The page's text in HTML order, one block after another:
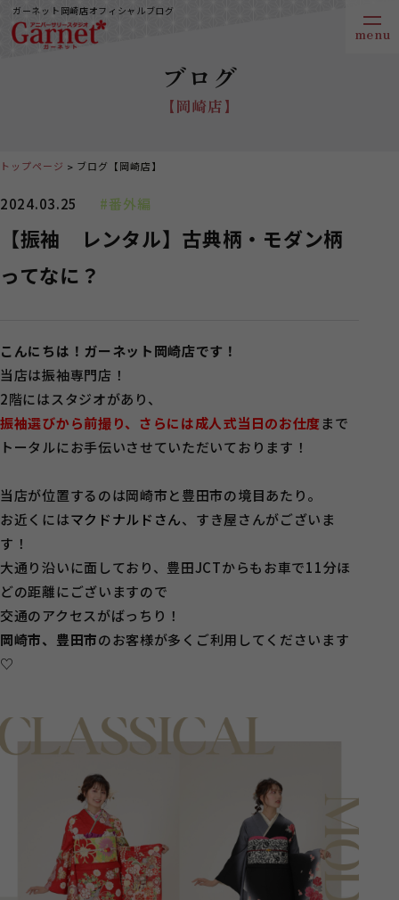
ガーネット岡崎店オフィシャルブログ
ブログ
【岡崎店】
2024.03.25 #番外編
【振袖 レンタル】古典柄・モダン柄
ってなに？
こんにちは！ガーネット岡崎店です！
当店は振袖専門店！
2階にはスタジオがあり、
振袖選びから前撮り、さらには成人式当日のお仕度まで
トータルにお手伝いさせていただいております！
当店が位置するのは岡崎市と豊田市の境目あたり。
お近くにはマクドナルドさん、すき屋さんがございま
す！
大通り沿いに面しており、豊田JCTからもお車で11分ほ
どの距離にございますので
交通のアクセスがばっちり！
岡崎市、豊田市のお客様が多くご利用してくださいます
♡
トップページ ブログ【岡崎店】